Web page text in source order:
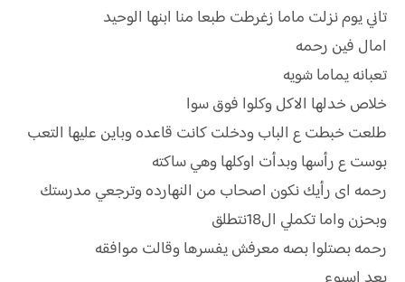
تاني يوم نزلت ماما زغرطت طبعا منا ابنها الوحيد
امال فين رحمه
تعبانه يماما شويه
خلاص خدلها الاكل وكلوا فوق سوا
طلعت خبطت ع الباب ودخلت كانت قاعده وباين عليها التعب
بوست ع رأسها وبدأت اوكلها وهي ساكته
رحمه اى رأيك نكون اصحاب من النهارده وترجعي مدرستك
وبحزن واما تكملي ال18نتطلق
رحمه بصتلوا بصه معرفش يفسرها وقالت موافقه